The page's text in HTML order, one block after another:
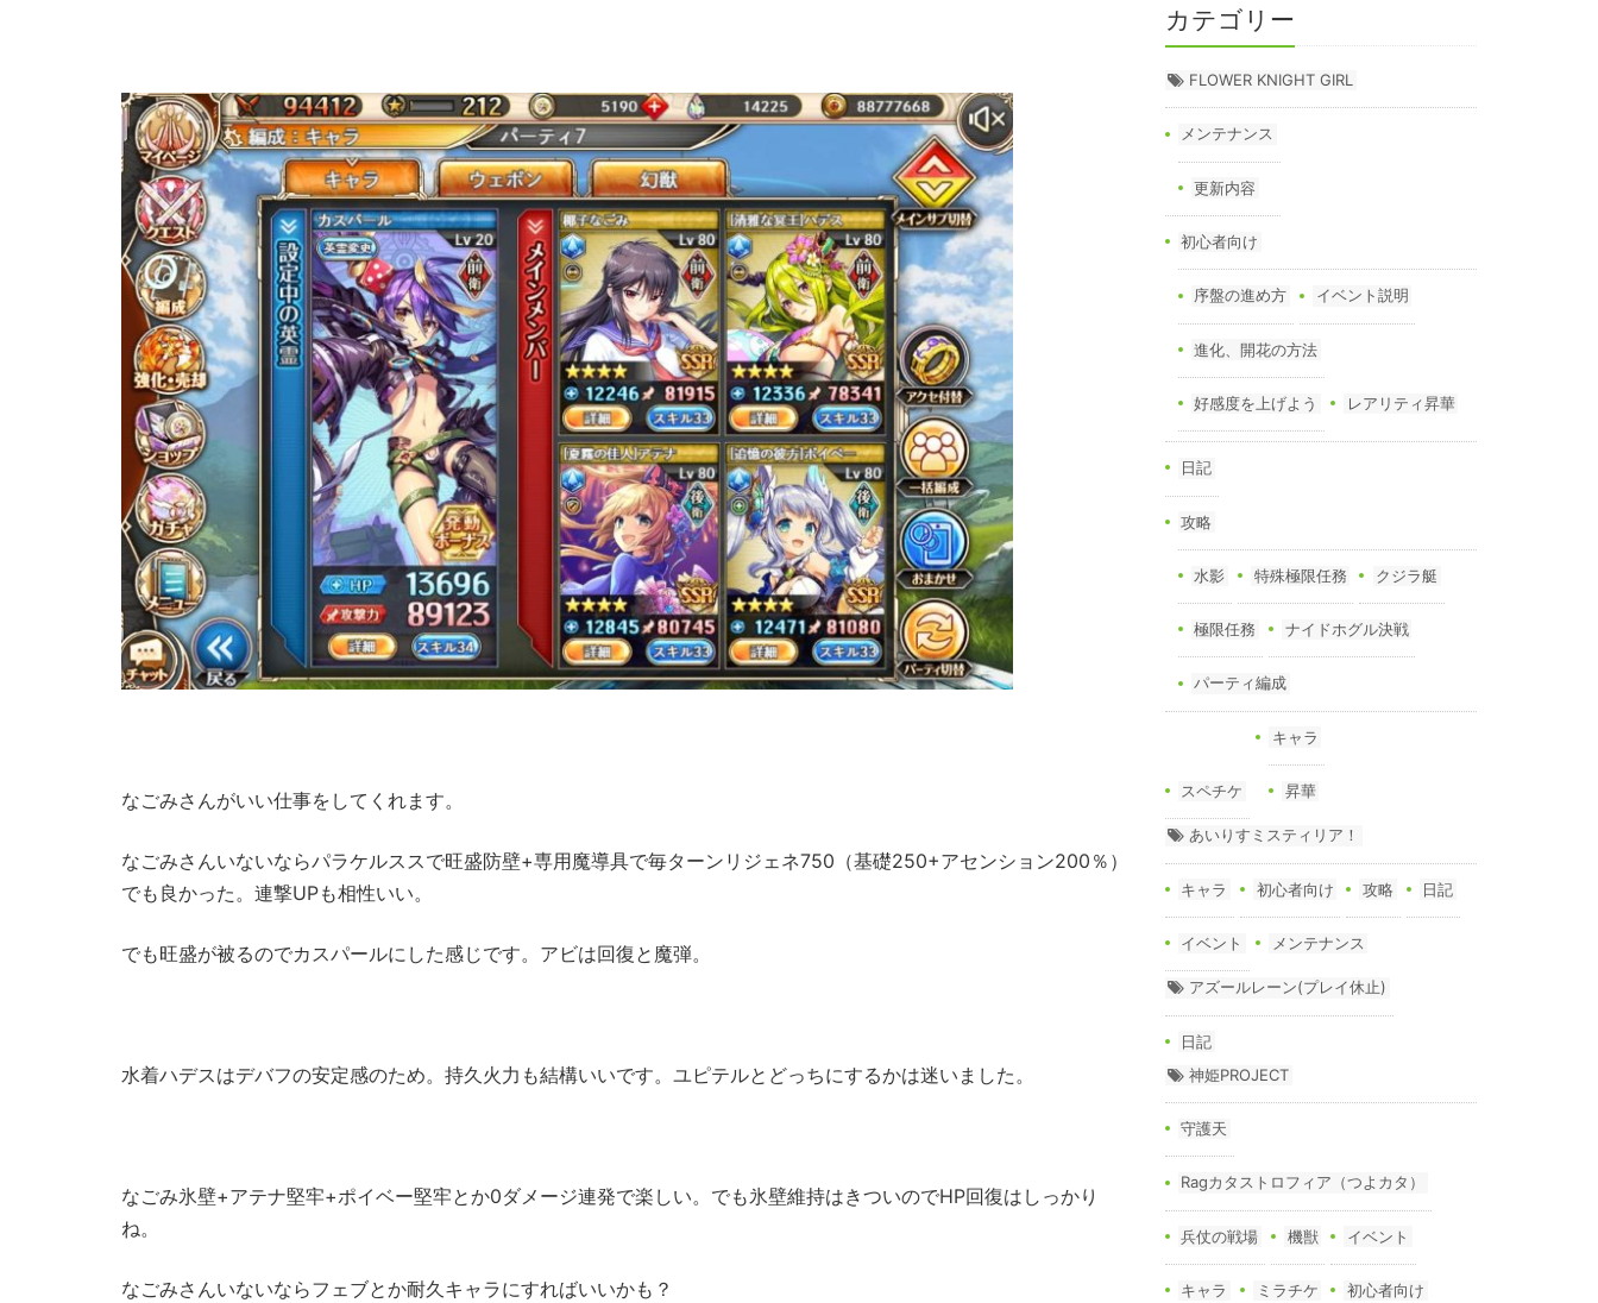
なごみさんがいい仕事をしてくれます。
なごみさんいないならパラケルススで旺盛防壁+専用魔導具で毎ターンリジェネ750（基礎250+アセンション200％）
でも良かった。連撃UPも相性いい。
でも旺盛が被るのでカスパールにした感じです。アビは回復と魔弾。
水着ハデスはデバフの安定感のため。持久火力も結構いいです。ユピテルとどっちにするかは迷いました。
なごみ氷壁+アテナ堅牢+ポイベー堅牢とか0ダメージ連発で楽しい。でも氷壁維持はきついのでHP回復はしっかり
ね。
なごみさんいないならフェブとか耐久キャラにすればいいかも？
カテゴリー
FLOWER KNIGHT GIRL
メンテナンス
更新内容
初心者向け
序盤の進め方 イベント説明
進化、開花の方法
好感度を上げよう レアリティ昇華
日記
攻略
水影 特殊極限任務 クジラ艇
極限任務 ナイドホグル決戦
パーティ編成
スペチケ
キャラ
昇華
あいりすミスティリア！
キャラ 初心者向け 攻略 日記
イベント メンテナンス
アズールレーン(プレイ休止)
日記
神姫PROJECT
守護天
Ragカタストロフィア（つよカタ）
兵仗の戦場 機獣 イベント
キャラ ミラチケ 初心者向け